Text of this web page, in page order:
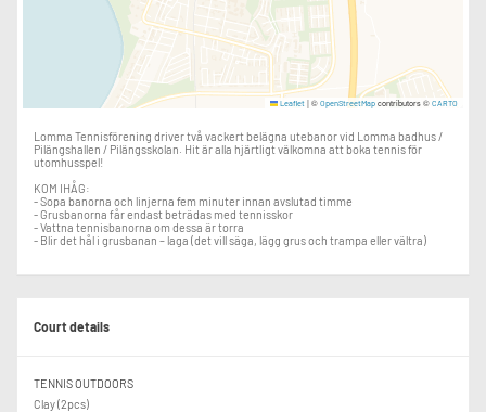
Leaflet |© OpenStreetMap contributors © CARTO
Lomma Tennisförening driver två vackert belägna utebanor vid Lomma badhus /
Pilängshallen / Pilängsskolan. Hit är alla hjärtligt välkomna att boka tennis för
utomhusspel!
KOM IHÅG:
- Sopa banorna och linjerna fem minuter innan avslutad timme
- Grusbanorna får endast beträdas med tennisskor
- Vattna tennisbanorna om dessa är torra
- Blir det hål i grusbanan – laga (det vill säga, lägg grus och trampa eller vältra)
Court details
TENNIS OUTDOORS
Clay (2pcs)